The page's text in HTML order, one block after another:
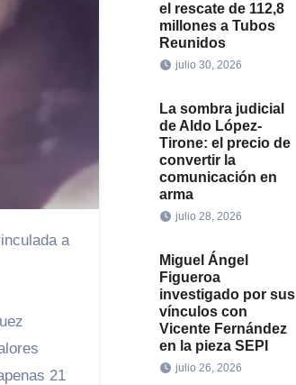
21
el rescate de 112,8
millones a Tubos
Reunidos
julio 30, 2026
La sombra judicial
de Aldo López-
Tirone: el precio de
convertir la
comunicación en
arma
julio 28, 2026
Miguel Ángel
Figueroa
investigado por sus
vínculos con
Vicente Fernández
en la pieza SEPI
julio 26, 2026